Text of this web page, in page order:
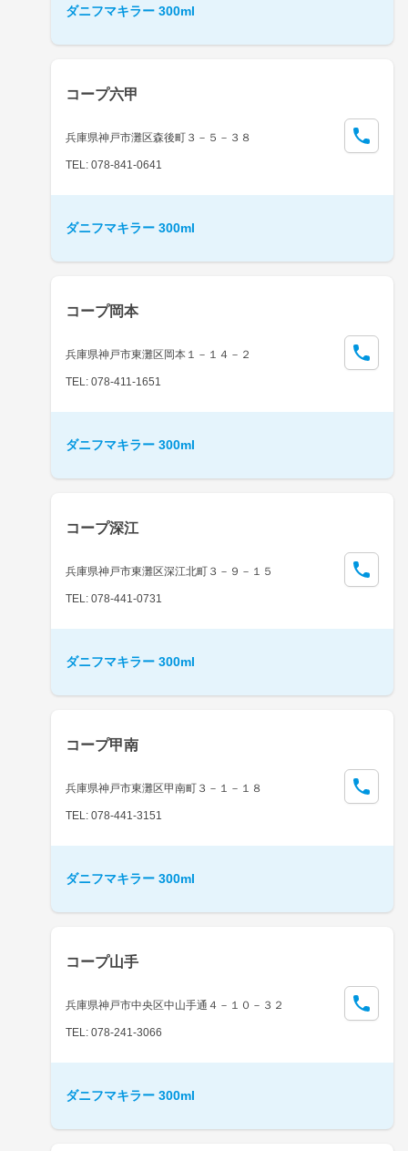
ダニフマキラー 300ml
コープ六甲
兵庫県神戸市灘区森後町３－５－３８
TEL: 078-841-0641
ダニフマキラー 300ml
コープ岡本
兵庫県神戸市東灘区岡本１－１４－２
TEL: 078-411-1651
ダニフマキラー 300ml
コープ深江
兵庫県神戸市東灘区深江北町３－９－１５
TEL: 078-441-0731
ダニフマキラー 300ml
コープ甲南
兵庫県神戸市東灘区甲南町３－１－１８
TEL: 078-441-3151
ダニフマキラー 300ml
コープ山手
兵庫県神戸市中央区中山手通４－１０－３２
TEL: 078-241-3066
ダニフマキラー 300ml